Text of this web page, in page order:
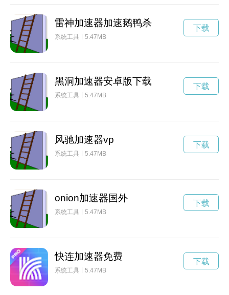
雷神加速器加速鹅鸭杀
系统工具 5.47MB
下载
黑洞加速器安卓版下载
系统工具 5.47MB
下载
风驰加速器vp
系统工具 5.47MB
下载
onion加速器国外
系统工具 5.47MB
下载
快连加速器免费
系统工具 5.47MB
下载